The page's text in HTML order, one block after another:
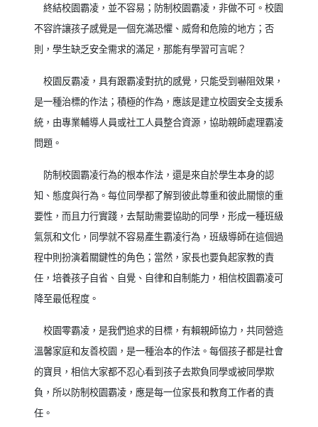
終結校園霸凌，並不容易；防制校園霸凌，非做不可。校園
不容許讓孩子感覺是一個充滿恐懼、威脅和危險的地方；否
則，學生缺乏安全需求的滿足，那能有學習可言呢？
校園反霸凌，具有跟霸凌對抗的感覺，只能受到嚇阻效果，
是一種治標的作法；積極的作為，應該是建立校園安全支援系
統，由專業輔導人員或社工人員整合資源，協助親師處理霸凌
問題。
防制校園霸凌行為的根本作法，還是來自於學生本身的認
知、態度與行為。每位同學都了解到彼此尊重和彼此關懷的重
要性，而且力行實踐，去幫助需要協助的同學，形成一種班級
氣氛和文化，同學就不容易產生霸凌行為，班級導師在這個過
程中則扮演着關鍵性的角色；當然，家長也要負起家教的責
任，培養孩子自省、自覺、自律和自制能力，相信校園霸凌可
降至最低程度。
校園零霸凌，是我們追求的目標，有賴親師協力，共同營造
溫馨家庭和友善校園，是一種治本的作法。每個孩子都是社會
的寶貝，相信大家都不忍心看到孩子去欺負同學或被同學欺
負，所以防制校園霸凌，應是每一位家長和教育工作者的責
任。